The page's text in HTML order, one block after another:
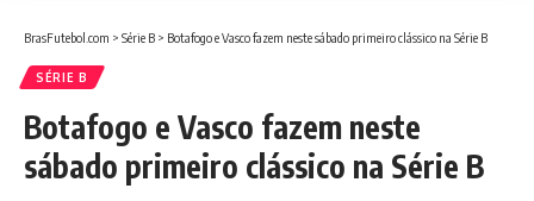
BrasFutebol.com > Série B > Botafogo e Vasco fazem neste sábado primeiro clássico na Série B
SÉRIE B
Botafogo e Vasco fazem neste
sábado primeiro clássico na Série B